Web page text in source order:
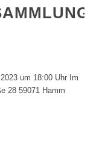
um 18:00 Uhr Im
28 59071 Hamm